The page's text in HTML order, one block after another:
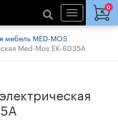
0
мебель MED-MOS
Med-Mos ЕК-6035А